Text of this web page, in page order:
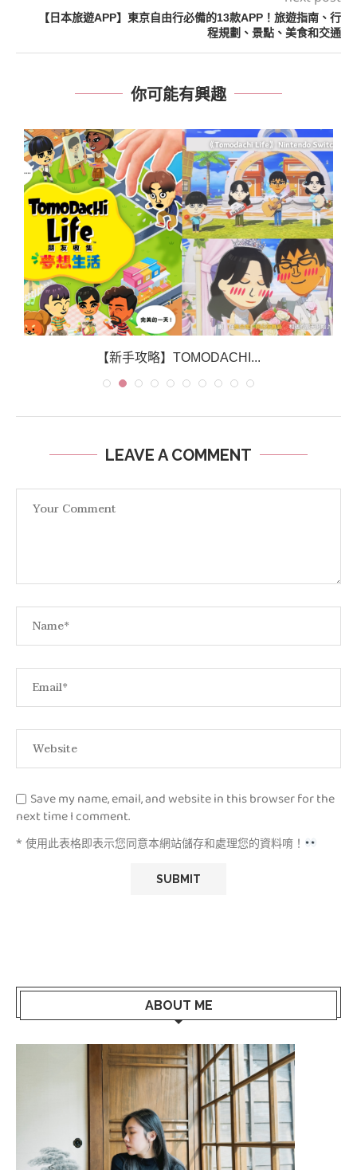
【日本旅遊APP】東京自由行必備的13款APP！旅遊指南、行
程規劃、景點、美食和交通
你可能有興趣
【新手攻略】TOMODACHI...
LEAVE A COMMENT
Save my name, email, and website in this browser for the
next time I comment.
* 使用此表格即表示您同意本網站儲存和處理您的資料唷！
ABOUT ME